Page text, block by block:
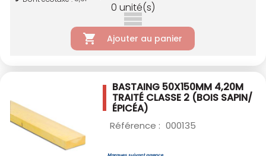
0 unité(s)
Ajouter au panier
BASTAING 50X150MM 4,20M
TRAITÉ CLASSE 2 (BOIS SAPIN/
ÉPICÉA)
Référence : 000135